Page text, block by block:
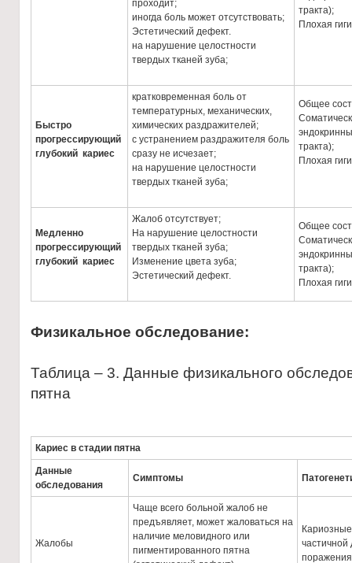
проходит;
иногда боль может отсутствовать;
Эстетический дефект.
на нарушение целостности
твердых тканей зуба;
тракта);
Плохая
Быстро
прогрессирующий
глубокий кариес
кратковременная боль от
температурных, механических,
химических раздражителей;
с устранением раздражителя боль
сразу не исчезает;
на нарушение целостности
твердых тканей зуба;
Общее
тракта);
Плохая
Медленно
прогрессирующий
глубокий кариес
Жалоб отсутствует;
На нарушение целостности
твердых тканей зуба;
Изменение цвета зуба;
Эстетический дефект.
Общее
тракта);
Плохая
Физикальное обследование:
Таблица – 3. Данные физикального
пятна
Кариес в стадии пятна
Данные
обследования
Симптомы
Жалобы
Чаще всего больной жалоб не
предъявляет, может жаловаться на
наличие меловидного или
пигментированного пятна
частичной
поражения